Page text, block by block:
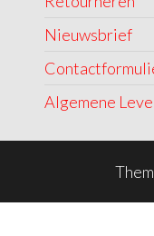
Nieuwsbrief
Algemene